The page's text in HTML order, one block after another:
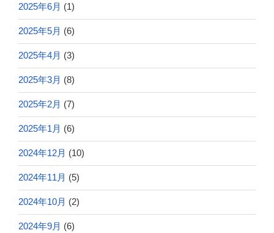
2025年6月 (1)
2025年5月 (6)
2025年4月 (3)
2025年3月 (8)
2025年2月 (7)
2025年1月 (6)
2024年12月 (10)
2024年11月 (5)
2024年10月 (2)
2024年9月 (6)